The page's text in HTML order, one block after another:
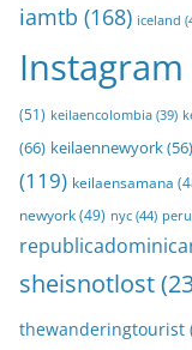
iamtb (168) iceland
Instagram
(51) keilaencolombia (39)
(66) keilaennewyork(56)
(119) keilaensamana
newyork(49) nyc (44) peru
sheisnotlost
thewanderingtourist